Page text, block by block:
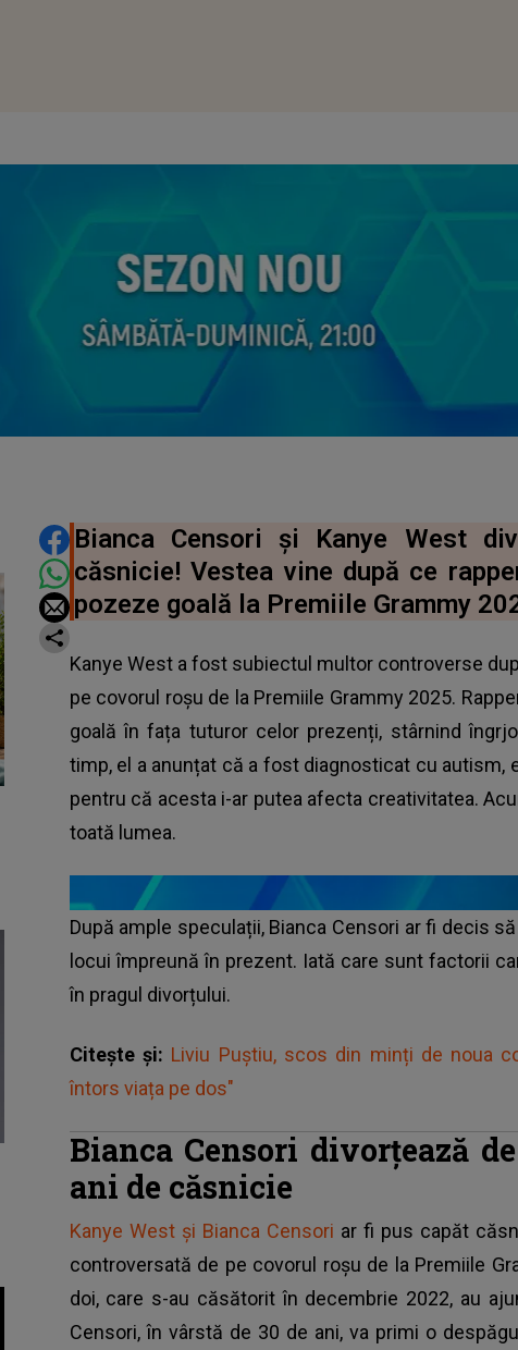
DISTRIBUIE ARTICOLUL
Bianca Censori și Kanye West
căsnicie! Vestea vine după ce
pozeze goală la Premiile Grammy
Kanye West a fost subiectul multor controverse
pe covorul roșu de la Premiile Grammy 2025.
goală în fața tuturor celor prezenți, stârnind
timp, el a anunțat că a fost diagnosticat cu autism,
pentru că acesta i-ar putea afecta creativitatea.
toată lumea.
După ample speculații, Bianca Censori ar fi decis
locui împreună în prezent. Iată care sunt factorii
în pragul divorțului.
Citește și: Liviu Puștiu, scos din minți de noua
întors viața pe dos"
Bianca Censori divorțează
ani de căsnicie
Kanye West și Bianca Censori ar fi pus capăt
controversată de pe covorul roșu de la Premiile
doi, care s-au căsătorit în decembrie 2022, au
Censori, în vârstă de 30 de ani, va primi o